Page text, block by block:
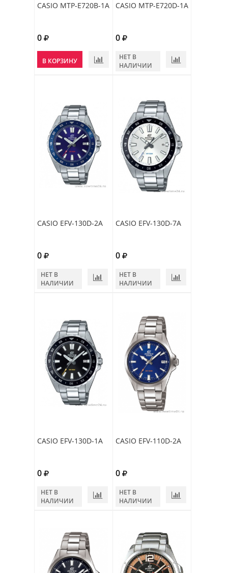
CASIO MTP-E720B-1A
0
В КОРЗИНУ
CASIO MTP-E720D-1A
0
НЕТ В
НАЛИЧИИ
CASIO EFV-130D-2A
0
НЕТ В
НАЛИЧИИ
CASIO EFV-130D-7A
0
НЕТ В
НАЛИЧИИ
CASIO EFV-130D-1A
0
НЕТ В
НАЛИЧИИ
CASIO EFV-110D-2A
0
НЕТ В
НАЛИЧИИ